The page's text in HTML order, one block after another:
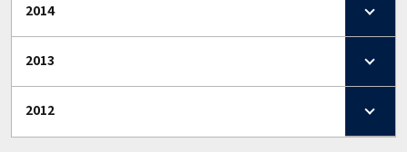
2014
2013
2012